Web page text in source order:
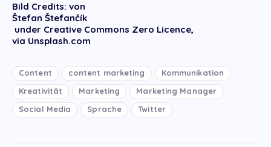
Bild Credits: von
Štefan Štefančík
under Creative Commons Zero Licence,
via Unsplash.com
Content content marketing
Kommunikation
Kreativität
Marketing
Marketing Manager
Social Media
Sprache Twitter